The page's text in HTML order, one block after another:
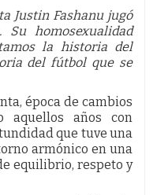
Justin Fashanu jugó
homosexualidad
la historia del
del fútbol que se
época de cambios
aquellos años con
que tuve una
armónico en una
equilibrio, respeto y